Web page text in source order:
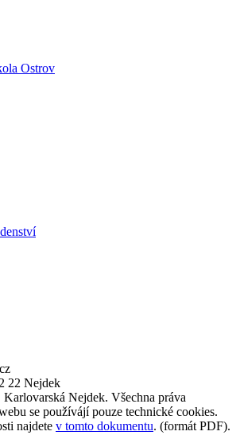
Ostrov
22 Nejdek
Nejdek. Všechna práva
se používájí pouze technické cookies.
najdete v tomto dokumentu. (formát PDF).